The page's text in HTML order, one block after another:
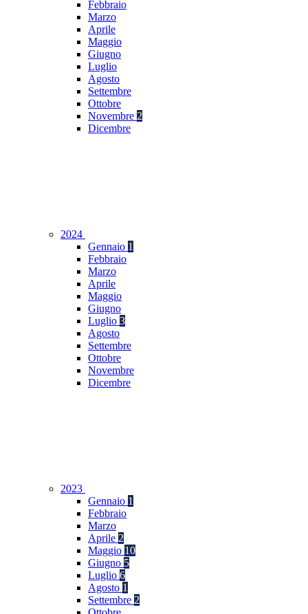
Febbraio
Marzo
Aprile
Maggio
Giugno
Luglio
Agosto
Settembre
Ottobre
Novembre 2
Dicembre
2024
Gennaio 1
Febbraio
Marzo
Aprile
Maggio
Giugno
Luglio 3
Agosto
Settembre
Ottobre
Novembre
Dicembre
2023
Gennaio 1
Febbraio
Marzo
Aprile 2
Maggio 10
Giugno 5
Luglio 6
Agosto 1
Settembre 2